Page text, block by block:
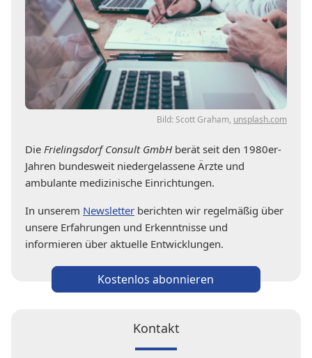
Kontakt
Bild: Scott Graham, unsplash.com
Die Frielingsdorf Consult GmbHberät seit den 1980er-
Jahren bundesweit niedergelassene Ärzte und
ambulante medizinische Einrichtungen.
In unserem Newsletter berichten wir regelmäßig über
unsere Erfahrungen und Erkenntnisse und
informieren über aktuelle Entwicklungen.
Kostenlos abonnieren